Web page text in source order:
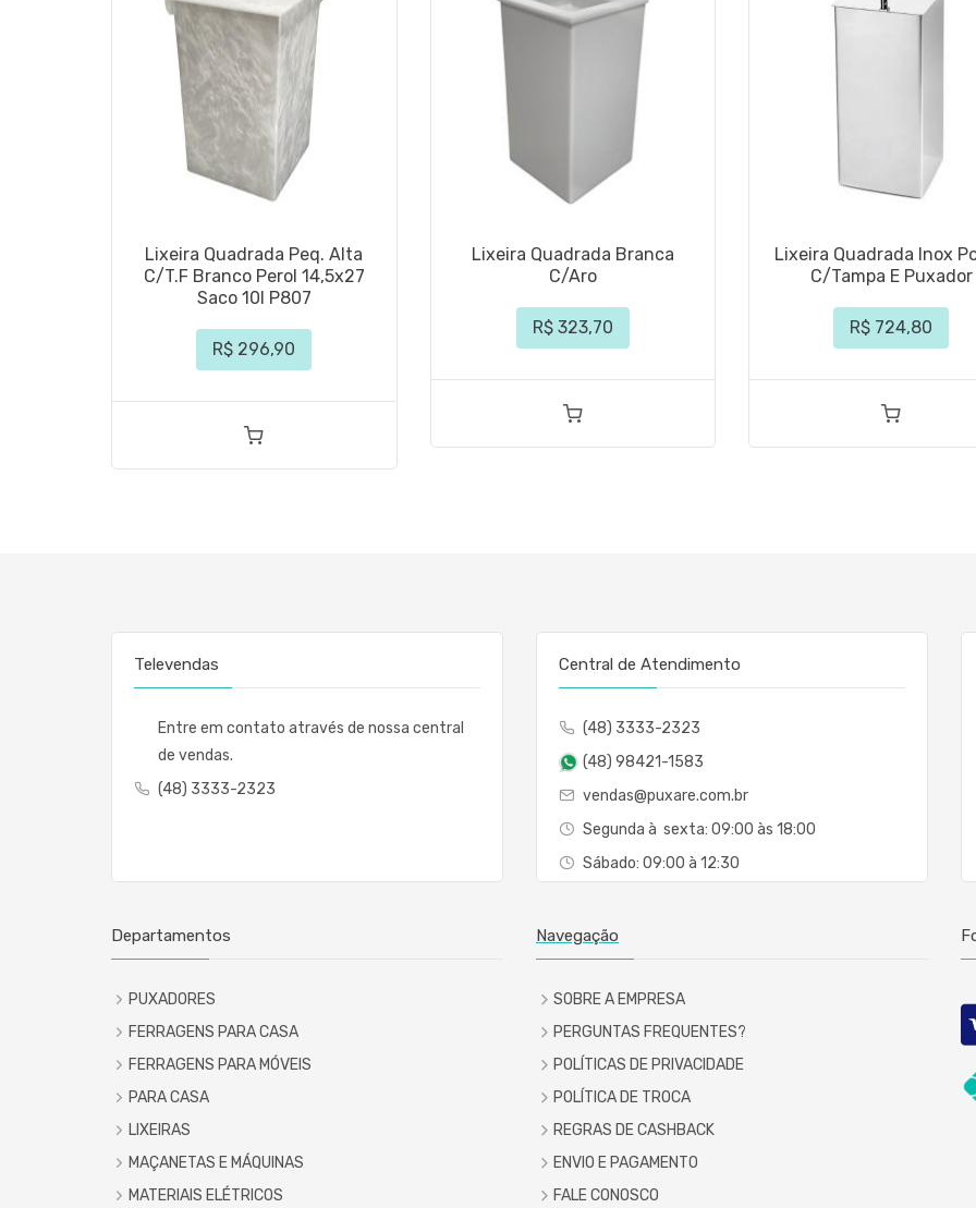
Lixeira Quadrada Peq. Alta
C/T.F Branco Perol 14,5x27
Saco 10l P807
R$ 296,90
Lixeira Quadrada Branca
C/Aro
R$ 323,70
Lixeira Quadrada Inox
C/Tampa E Puxador
R$ 724,80
Televendas
Entre em contato através de nossa central
de vendas.
(48) 3333-2323
Central de Atendimento
(48) 3333-2323
(48) 98421-1583
vendas@puxare.com.br
Segunda à sexta: 09:00 às 18:00
Sábado: 09:00 à 12:30
Departamentos
PUXADORES
FERRAGENS PARA CASA
FERRAGENS PARA MÓVEIS
PARA CASA
LIXEIRAS
MAÇANETAS E MÁQUINAS
MATERIAIS ELÉTRICOS
Navegação
SOBRE A EMPRESA
PERGUNTAS FREQUENTES?
POLÍTICAS DE PRIVACIDADE
POLÍTICA DE TROCA
REGRAS DE CASHBACK
ENVIO E PAGAMENTO
FALE CONOSCO